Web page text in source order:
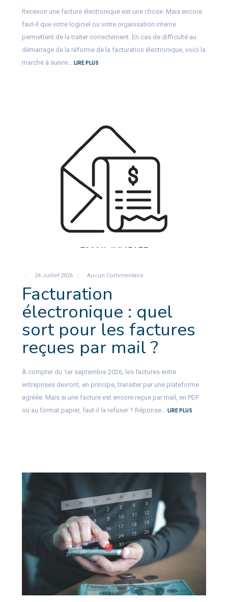
Recevoir une facture électronique est une chose. Mais encore
faut-il que votre logiciel ou votre organisation interne
permettent de la traiter correctement. En cas de difficulté au
démarrage de la réforme de la facturation électronique, voici la
marche à suivre… LIRE PLUS
24 Juillet 2026 Aucun Commentaire
Facturation
électronique : quel
sort pour les factures
reçues par mail ?
À compter du 1er septembre 2026, les factures entre
entreprises devront, en principe, transiter par une plateforme
agréée. Mais si une facture est encore reçue par mail, en PDF
ou au format papier, faut-il la refuser ? Réponse… LIRE PLUS